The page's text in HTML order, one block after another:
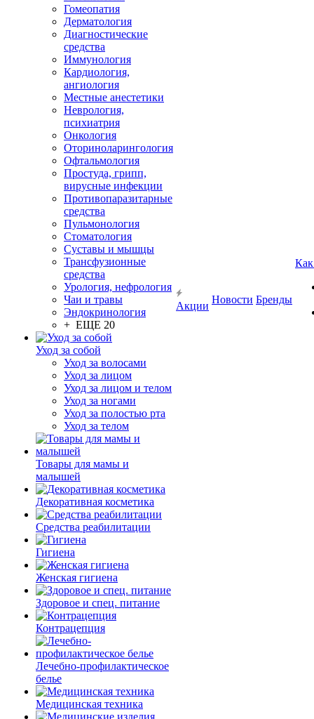
Гомеопатия
Дерматология
Диагностические
средства
Иммунология
Кардиология,
ангиология
Местные анестетики
Неврология,
психиатрия
Онкология
Оториноларингология
Офтальмология
Простуда, грипп,
вирусные инфекции
Противопаразитарные
средства
Пульмонология
Стоматология
Суставы и мышцы
Трансфузионные
средства
Урология, нефрология
Чаи и травы
Эндокринология
+ ЕЩЕ 20
Уход за собой
Уход за волосами
Уход за лицом
Уход за лицом и телом
Уход за ногами
Уход за полостью рта
Уход за телом
Товары для мамы и
малышей
Декоративная косметика
Средства реабилитации
Гигиена
Женская гигиена
Здоровое и спец. питание
Контрацепция
Лечебно-профилактическое
белье
Медицинская техника
Акции
Новости Бренды